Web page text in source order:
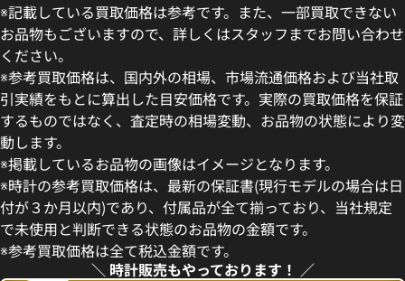
リップ カラトラバ 5298P-
格
27日時点の参考買取価格で
001 ブラック
参考買取価格
価格はお問い合わせください
※記載している買取価格は参考です。また、一部買取できない
お品物もございますので、詳しくはスタッフまでお問い合わせ
ください。
※参考買取価格は、国内外の相場、市場流通価格および当社取
引実績をもとに算出した目安価格です。実際の買取価格を保証
するものではなく、査定時の相場変動、お品物の状態により変
動します。
※掲載しているお品物の画像はイメージとなります。
※時計の参考買取価格は、最新の保証書(現行モデルの場合は日
付が３か月以内)であり、付属品が全て揃っており、当社規定
で未使用と判断できる状態のお品物の金額です。
※参考買取価格は全て税込金額です。
＼ 時計販売もやっております！ ／